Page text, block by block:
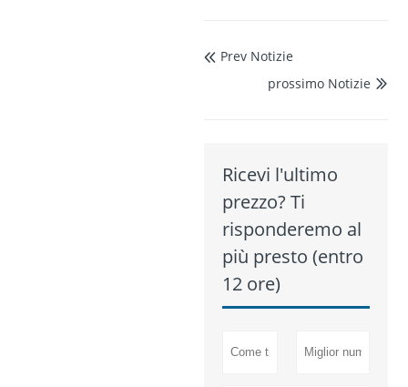
 Prev Notizie

prossimo Notizie
Ricevi l'ultimo
prezzo? Ti
risponderemo al
più presto (entro
12 ore)